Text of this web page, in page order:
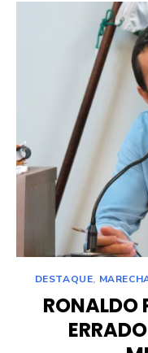
DESTAQUE,
RONALDO